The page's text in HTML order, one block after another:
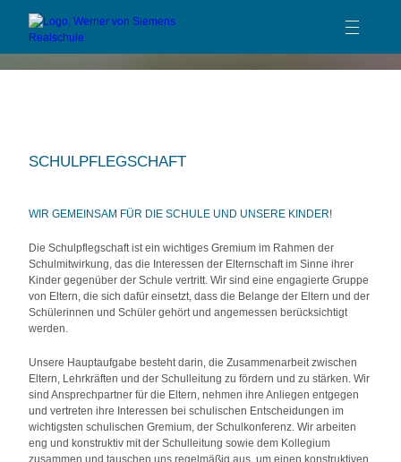
TEAM
SCHULPFLEGSCHAFT
SCHULPROFIL
SCHULLEBEN
SERVICE
KONTAKT
SCHULPFLEGSCHAFT
WIR GEMEINSAM FÜR DIE SCHULE UND UNSERE KINDER!
Die Schulpflegschaft ist ein wichtiges Gremium im Rahmen der
Schulmitwirkung, das die Interessen der Elternschaft im Sinne ihrer
Kinder gegenüber der Schule vertritt. Wir sind eine engagierte Gruppe
von Eltern, die sich dafür einsetzt, dass die Belange der Eltern und der
Schülerinnen und Schüler gehört und angemessen berücksichtigt
werden.
Unsere Hauptaufgabe besteht darin, die Zusammenarbeit zwischen
Eltern, Lehrkräften und der Schulleitung zu fördern und zu stärken. Wir
sind Ansprechpartner für die Eltern, nehmen ihre Anliegen entgegen
und vertreten ihre Interessen bei schulischen Entscheidungen im
wichtigsten schulischen Gremium, der Schulkonferenz. Wir arbeiten
eng und konstruktiv mit der Schulleitung sowie dem Kollegium